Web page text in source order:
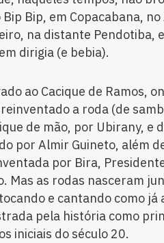
Bip, em Copacabana, no
na distante Pendotiba,
dirigia (e bebia).
ao Cacique de Ramos,
a roda (de
de mão, por Ubirany, e
por Almir Guineto, além
por Bira,
Mas as rodas nasceram
e cantando como já
pela história como
iniciais do século 20.